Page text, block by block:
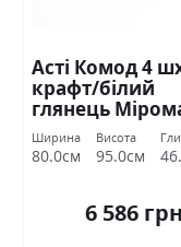
Асті Комод 4
крафт/білий
глянець
Ширина
80.0см
Висота
95.0см
6 586 грн